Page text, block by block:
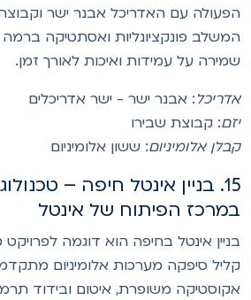
עם האדריכל אבנר ישר וקבוצת
פונקציונליות ואסתטיקה ברמה
על עמידות ואיכות לאורך זמן.
: אבנר ישר - ישר אדריכלים
: קבוצת שבירו
אלומיניום: ששון אלומיניום
15. בניין אינטל חיפה –
הפיתוח של אינטל
אינטל בחיפה הוא דוגמה לפרויקט
סיפקה מערכות אלומיניום
משופרת, איטום ובידוד